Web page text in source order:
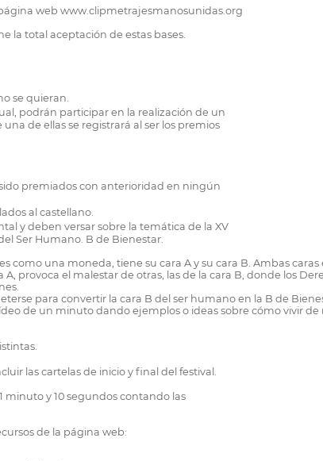
web www.clipmetrajesmanosunidas.org
la total aceptación de estas bases.
se quieran.
podrán participar en la realización de un
de ellas se registrará al ser los premios
premiados con anterioridad en ningún
al castellano.
y deben versar sobre la temática de la XV
Ser Humano. B de Bienestar.
como una moneda, tiene su cara A y su cara B. Ambas
A, provoca el malestar de otras, las de la cara B, donde los
para convertir la cara B del ser humano en la B de
de un minuto dando ejemplos o ideas sobre cómo vivir
las cartelas de inicio y final del festival.
minuto y 10 segundos contando las
de la página web: